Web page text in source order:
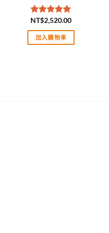
評分5.00
滿分 5
NT$2,520.00
加入購物車